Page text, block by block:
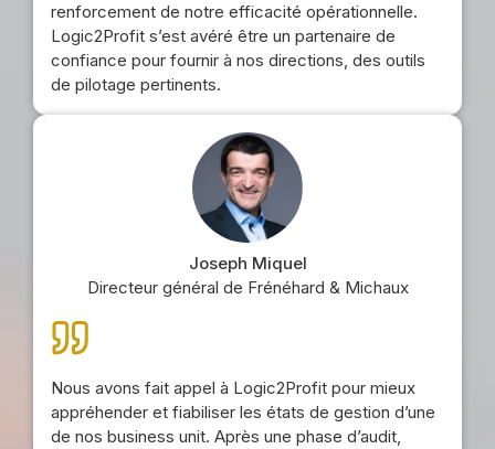
renforcement de notre efficacité opérationnelle.
Logic2Profit s’est avéré être un partenaire de
confiance pour fournir à nos directions, des outils
de pilotage pertinents.
Joseph Miquel
Directeur général de Frénéhard & Michaux
Nous avons fait appel à Logic2Profit pour mieux
appréhender et fiabiliser les états de gestion d’une
de nos business unit. Après une phase d’audit,